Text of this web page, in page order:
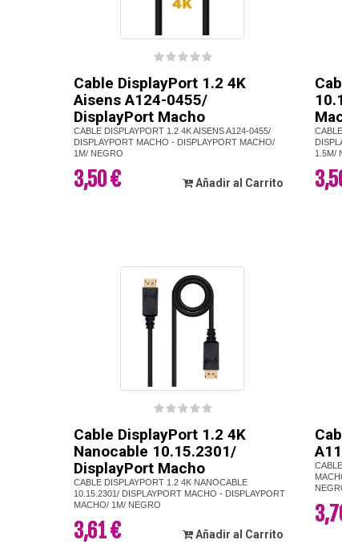
Cable DisplayPort 1.2 4K
Aisens A124-0455/
DisplayPort Macho
CABLE DISPLAYPORT 1.2 4K AISENS A124-0455/
DISPLAYPORT MACHO - DISPLAYPORT MACHO/
1M/ NEGRO
3,50 € Añadir al Carrito
1.5M/
Cable DisplayPort 1.2 4K
Nanocable 10.15.2301/
DisplayPort Macho
CABLE DISPLAYPORT 1.2 4K NANOCABLE
10.15.2301/ DISPLAYPORT MACHO - DISPLAYPORT
MACHO/ 1M/ NEGRO
3,61 € Añadir al Carrito